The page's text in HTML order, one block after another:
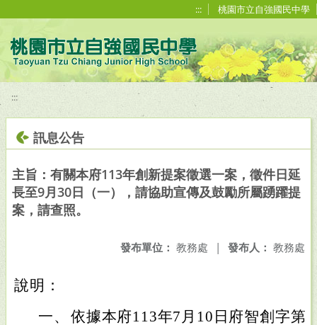
::: 桃園市立自強國民中學
:::
訊息公告
主旨：有關本府113年創新提案徵選一案，徵件日延
長至9月30日（一），請協助宣傳及鼓勵所屬踴躍提
案，請查照。
發布人： 教務處
發布單位： 教務處 |
說明：
一、 依據本府113年7月10日府智創字第